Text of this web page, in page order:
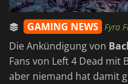
GAMING NEWS Fyra
Die Ankündigung von
Fans von Left 4 Dead mit
aber niemand hat damit